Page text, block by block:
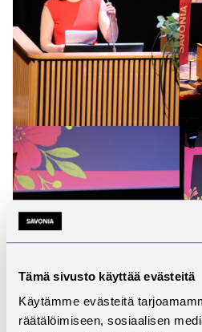
Tämä sivusto käyttää evästeitä
Käytämme evästeitä
räätälöimiseen, sosiaalisen